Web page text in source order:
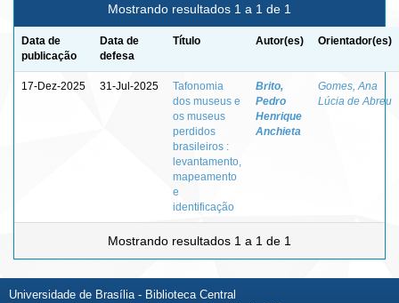
Mostrando resultados 1 a 1 de 1
Data de
publicação
Data de
defesa
Título Autor(es) Orientador(es)
17-Dez-2025 31-Jul-2025
Tafonomia
dos museus e
os museus
perdidos
brasileiros :
levantamento,
mapeamento
e
identificação
Brito,
Pedro
Henrique
Anchieta
Gomes, Ana
Lúcia de Abreu
Mostrando resultados 1 a 1 de 1
Universidade de Brasília - Biblioteca Central